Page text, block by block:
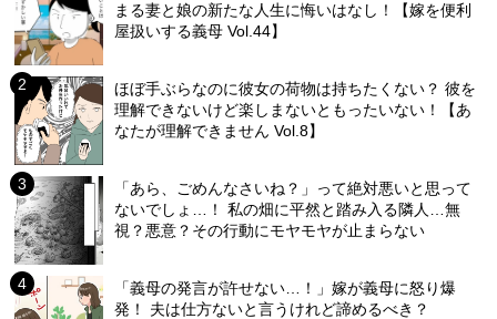
まる妻と娘の新たな人生に悔いはなし！【嫁を便利
屋扱いする義母 Vol.44】
ほぼ手ぶらなのに彼女の荷物は持ちたくない？ 彼を
理解できないけど楽しまないともったいない！【あ
なたが理解できません Vol.8】
「あら、ごめんなさいね？」って絶対悪いと思って
ないでしょ…！ 私の畑に平然と踏み入る隣人…無
視？悪意？その行動にモヤモヤが止まらない
「義母の発言が許せない…！」嫁が義母に怒り爆
発！ 夫は仕方ないと言うけれど諦めるべき？